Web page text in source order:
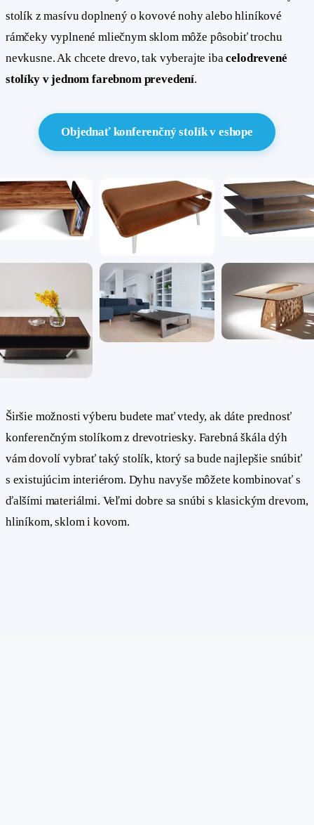
stolík z masívu doplnený o kovové nohy alebo hliníkové
rámčeky vyplnené mliečnym sklom môže pôsobiť trochu
nevkusne. Ak chcete drevo, tak vyberajte ibacelodrevené
stolíky v jednom farebnom prevedení.
Objednať konferenčný stolík v eshope
Širšie možnosti výberu budete mať vtedy, ak dáte prednosť
konferenčným stolíkom z drevotriesky. Farebná škála dýh
vám dovolí vybrať taký stolík, ktorý sa bude najlepšie snúbiť
s existujúcim interiérom. Dyhu navyše môžete kombinovať s
ďalšími materiálmi. Veľmi dobre sa snúbi s klasickým drevom,
hliníkom, sklom i kovom.